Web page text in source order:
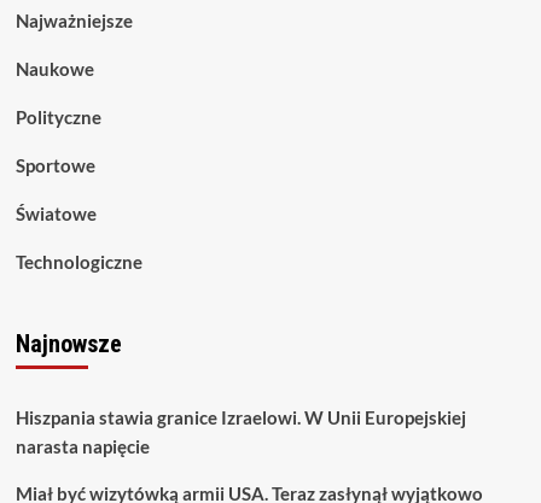
Najważniejsze
Naukowe
Polityczne
Sportowe
Światowe
Technologiczne
Najnowsze
Hiszpania stawia granice Izraelowi. W Unii Europejskiej
narasta napięcie
Miał być wizytówką armii USA. Teraz zasłynął wyjątkowo